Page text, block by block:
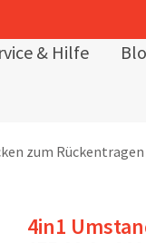
& Hilfe
zum Rückentragen
4in1